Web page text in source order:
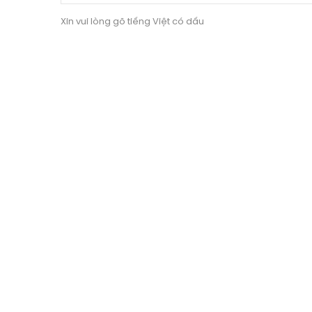
Xin vui lòng gõ tiếng Việt có dấu